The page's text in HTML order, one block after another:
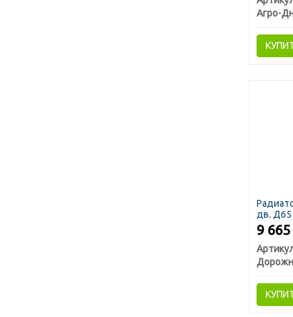
Агро-
дв. Д65
9 665